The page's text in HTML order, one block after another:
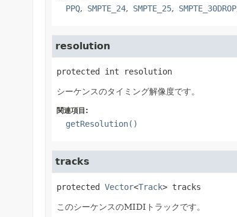
PPQ SMPTE_24 SMPTE_25 SMPTE_30DROP
resolution
protected int resolution
シーケンスのタイミング解像度です。
関連項目:
getResolution()
tracks
protected Vector<Track> tracks
このシーケンスのMIDIトラックです。